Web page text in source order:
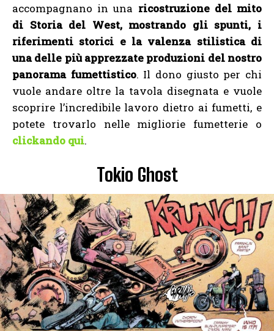
accompagnano in una ricostruzione del mito
di Storia del West, mostrando gli spunti, i
riferimenti storici e la valenza stilistica di
una delle più apprezzate produzioni del nostro
panorama fumettistico. Il dono giusto per chi
vuole andare oltre la tavola disegnata e vuole
scoprire l’incredibile lavoro dietro ai fumetti, e
potete trovarlo nelle migliorie fumetterie o
clickando qui.
Tokio Ghost